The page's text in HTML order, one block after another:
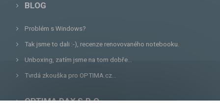
BLOG
Problém s Windows?
Tak jsme to dali :-), recenze renovovaného notebooku.
Unboxing, zatím jsme na tom dobře...
Tvrdá zkouška pro OPTIMA.cz...